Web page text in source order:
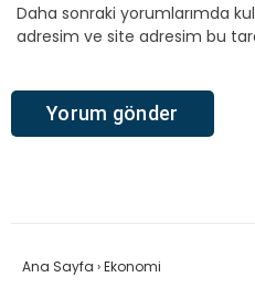
Daha sonraki yorumlarımda
adresim ve site adresim bu
Ana Sayfa ›Ekonomi